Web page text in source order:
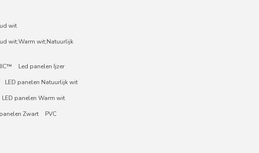
wit
wit;Warm wit;Natuurlijk
Led panelen Ijzer
LED panelen Natuurlijk wit
LED panelen Warm wit
Zwart PVC